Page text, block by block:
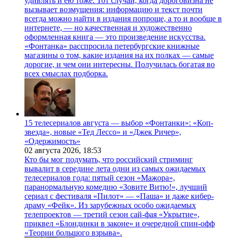
вызывает возмущения: информацию и текст почти
всегда можно найти в издания попроще, а то и вообще в
интернете, — но качественная и художественно
оформленная книга — это произведение искусства.
«Фонтанка» расспросила петербургские книжные
магазины о том, какие издания на их полках — самые
дорогие, и чем они интересны. Получилась богатая во
всех смыслах подборка.
15 телесериалов августа — выбор «Фонтанки»: «Коп-
звезда», новые «Тед Лессо» и «Джек Ричер»,
«Одержимость»
02 августа 2026, 18:53
Кто бы мог подумать, что российский стриминг
вывалит в середине лета одни из самых ожидаемых
телесериалов года: пятый сезон «Мажора»,
паранормальную комедию «Зовите Витю!», лучший
сериал с фестиваля «Пилот» — «Паша» и даже кибер-
драму «Фейк». Из зарубежных особо ожидаемых
телепроектов — третий сезон сай-фая «Укрытие»,
приквел «Блондинки в законе» и очередной спин-офф
«Теории большого взрыва».